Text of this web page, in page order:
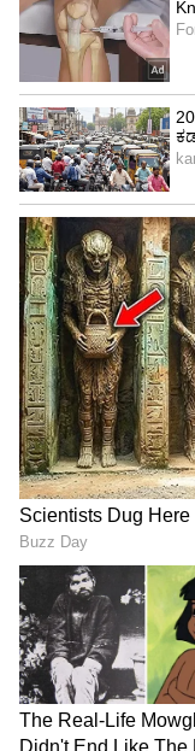
4
5
Image Credit :Asianet
ಕನ್ಯಾ ರಾಶಿ
ಕನ್ಯಾ ರಾಶಿಯವರಿಗೆ
ದೃಷ್ಟಿ ಇಡುತ್ತಾನೆ.
ಬೆಂಬಲವನ್ನು ನಿಮಗೆ
ಸಂತೋಷ
ಸಮಯದಲ್ಲಿ,
ನೀವು ಅನೇಕ
ಎದುರಿಸಬಹುದು.
ಆರ್ಥಿಕ ಲಾಭ ಮತ್ತು
ಅನುಭವಿಸುತ್ತಲೇ